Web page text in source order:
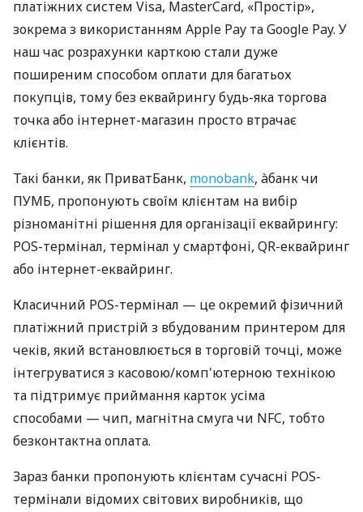
платіжних систем Visa, MasterCard, «Простір»,
зокрема з використанням Apple Pay та Google Pay. У
наш час розрахунки карткою стали дуже
поширеним способом оплати для багатьох
покупців, тому без еквайрингу будь-яка торгова
точка або інтернет-магазин просто втрачає
клієнтів.
Такі банки, як ПриватБанк, monobank, àбанк чи
ПУМБ, пропонують своїм клієнтам на вибір
різноманітні рішення для організації еквайрингу:
POS-термінал, термінал у смартфоні, QR-еквайринг
або інтернет-еквайринг.
Класичний POS-термінал — це окремий фізичний
платіжний пристрій з вбудованим принтером для
чеків, який встановлюється в торговій точці, може
інтегруватися з касовою/комп'ютерною технікою
та підтримує приймання карток усіма
способами — чип, магнітна смуга чи NFC, тобто
безконтактна оплата.
Зараз банки пропонують клієнтам сучасні POS-
термінали відомих світових виробників, що